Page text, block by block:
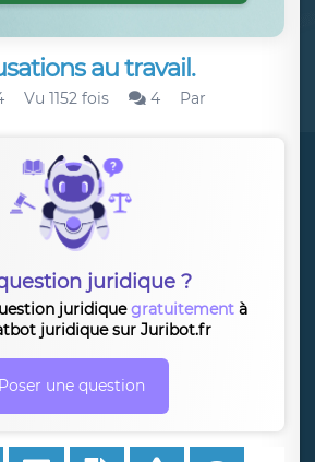
au travail.
Vu 1152 fois 4
Par
juridique ?
juridiquegratuitement à
juridique sur Juribot.fr
Poser une question